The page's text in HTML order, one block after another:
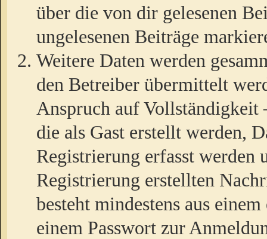
über die von dir gelesenen
ungelesenen Beiträge
Weitere Daten werden
den Betreiber übermittelt
Anspruch auf
die als Gast erstellt werden,
Registrierung erfasst werden
Registrierung erstellten
besteht mindestens aus
einem Passwort zur